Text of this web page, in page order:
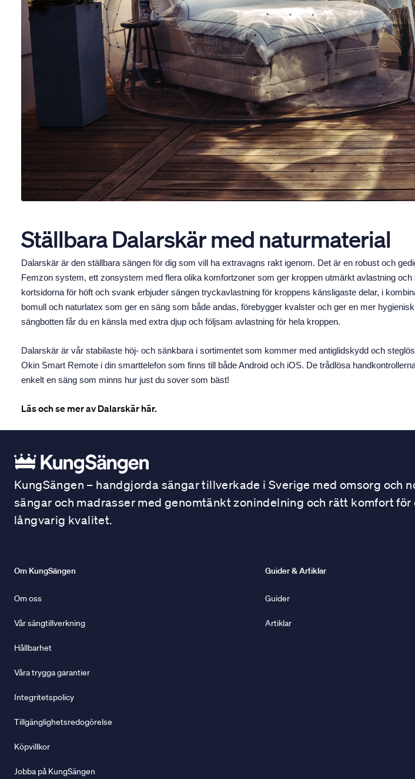
Ställbara Dalarskär med naturmaterial
Dalarskär är den ställbara sängen för dig som vill ha extravagns rakt igenom. Det är en robust och
Femzon system, ett zonsystem med flera olika komfortzoner som ger kroppen utmärkt avlastning
kortsidorna för höft och svank erbjuder sängen tryckavlastning för kroppens känsligaste delar, i
bomull och naturlatex som ger en säng som både andas, förebygger kvalster och ger en mer
sängbotten får du en känsla med extra djup och följsam avlastning för hela kroppen.
Dalarskär är vår stabilaste höj- och sänkbara i sortimentet som kommer med antiglidskydd och
Okin Smart Remote i din smarttelefon som finns till både Android och iOS. De trådlösa
enkelt en säng som minns hur just du sover som bäst!
Läs och se mer av Dalarskär här.
KungSängen – handgjorda sängar tillverkade i Sverige med omsorg
sängar och madrasser med genomtänkt zonindelning och rätt komfort
långvarig kvalitet.
Om KungSängen
Om oss
Vår sängtillverkning
Hållbarhet
Våra trygga garantier
Integritetspolicy
Tillgänglighetsredogörelse
Köpvillkor
Jobba på KungSängen
Guider & Artiklar
Guider
Artiklar